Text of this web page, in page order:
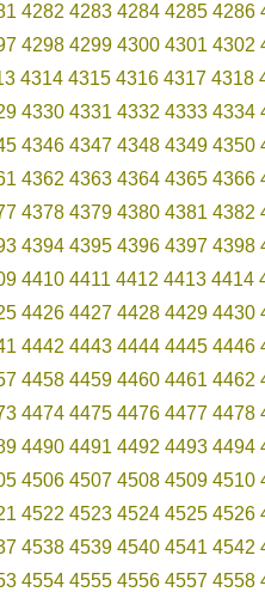
4282 4283 4284 4285 4286
4298 4299 4300 4301 4302
4314 4315 4316 4317 4318
4330 4331 4332 4333 4334
4346 4347 4348 4349 4350
4362 4363 4364 4365 4366
4378 4379 4380 4381 4382
4394 4395 4396 4397 4398
4410 4411 4412 4413 4414
4426 4427 4428 4429 4430
4442 4443 4444 4445 4446
4458 4459 4460 4461 4462
4474 4475 4476 4477 4478
4490 4491 4492 4493 4494
4506 4507 4508 4509 4510
4522 4523 4524 4525 4526
4538 4539 4540 4541 4542
4554 4555 4556 4557 4558